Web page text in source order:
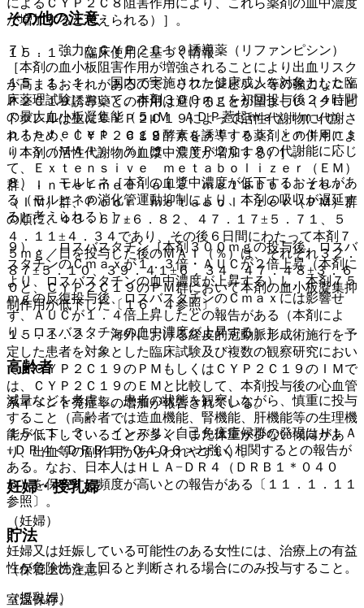
その他の注意
１５．１． 臨床使用に基づく情報
１５．１．１． 国内で実施された健康成人を対象とした臨
床薬理試験において、本剤３００ｍｇを初回投与後２４時間
の最大血小板凝集能（５μＭ ＡＤＰ惹起ｍａｘｉｍｕｍ
ｐｌａｔｅｌｅｔ ａｇｇｒｅｇａｔｉｏｎ ｉｎｔｅｎｓ
ｉｔｙ（ＭＡＩ）：％）は、ＣＹＰ２Ｃ１９の代謝能に応じ
て、Ｅｘｔｅｎｓｉｖｅ ｍｅｔａｂｏｌｉｚｅｒ（ＥＭ）
群、Ｉｎｔｅｒｍｅｄｉａｔｅ ｍｅｔａｂｏｌｉｚｅｒ
（ＩＭ）群、Ｐｏｏｒ ｍｅｔａｂｏｌｉｚｅｒ（ＰＭ）群
の順に、４３．６７±６．８２、４７．１７±５．７１、５
４．１１±４．３４であり、その後６日間にわたって本剤７
５ｍｇ／日を投与した後のＭＡＩ（％）は、それぞれ３２．
８７±５．１０、３９．４１±６．３４、４７．４８±３．６
０と、ＣＹＰ２Ｃ１９のＰＭ群において本剤の血小板凝集抑
制作用が低下した〔１６．４参照〕。
１５．１．２． 海外における経皮的冠動脈形成術施行を予
定した患者を対象とした臨床試験及び複数の観察研究におい
て、ＣＹＰ２Ｃ１９のＰＭもしくはＣＹＰ２Ｃ１９のＩＭで
は、ＣＹＰ２Ｃ１９のＥＭと比較して、本剤投与後の心血管
系イベント発症率の増加が報告されている。
１５．１．３． インスリン自己免疫症候群の発現はＨＬＡ
−ＤＲ４＜ＤＲＢ１＊０４０６＞と強く相関するとの報告が
ある。なお、日本人はＨＬＡ−ＤＲ４（ＤＲＢ１＊０４０
６）を保有する頻度が高いとの報告がある〔１１．１．１１
参照〕。
貯法
（保管上の注意）
室温保存。
によるＣＹＰ２Ｃ８阻害作用により、これら薬剤の血中濃度
が増加すると考えられる）］。
７）． 強力なＣＹＰ２Ｃ１９誘導薬（リファンピシン）
［本剤の血小板阻害作用が増強されることにより出血リスク
が高まるおそれがあるので、リファンピシン等の強力なＣＹ
Ｐ２Ｃ１９誘導薬との併用は避けることが望ましい（クロピ
ドグレルは主にＣＹＰ２Ｃ１９によって活性代謝物に代謝さ
れるため、ＣＹＰ２Ｃ１９酵素を誘導する薬剤との併用によ
り本剤の活性代謝物の血漿中濃度が増加する）］。
８）． モルヒネ［本剤の血漿中濃度が低下するおそれがあ
る（モルヒネの消化管運動抑制により、本剤の吸収が遅延す
ると考えられる）］。
９）． ロスバスタチン［本剤３００ｍｇの投与後、ロスバ
スタチンのＣｍａｘが１．３倍・ＡＵＣが２倍上昇（本剤に
より、ロスバスタチンの血中濃度が上昇する）し、本剤７５
ｍｇの反復投与後、ロスバスタチンのＣｍａｘには影響せ
ず、ＡＵＣが１．４倍上昇したとの報告がある（本剤によ
り、ロスバスタチンの血中濃度が上昇する）］。
高齢者
減量などを考慮し、患者の状態を観察しながら、慎重に投与
すること（高齢者では造血機能、腎機能、肝機能等の生理機
能が低下していることが多く、また体重が少ない傾向があ
り、出血等の副作用があらわれやすい）。
妊婦・授乳婦
（妊婦）
妊婦又は妊娠している可能性のある女性には、治療上の有益
性が危険性を上回ると判断される場合にのみ投与すること。
（授乳婦）